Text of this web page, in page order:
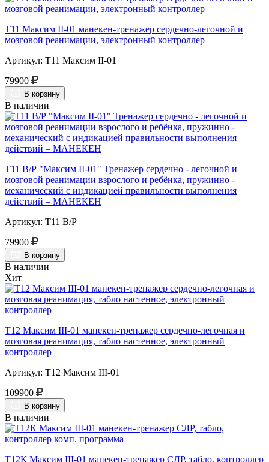
Т11 Максим II-01 манекен-тренажер сердечно-легочной и
мозговой реанимации, электронный контроллер
Артикул: Т11 Максим II-01
79900
В корзину
В наличии
Т11 В/Р "Максим II-01" Тренажер сердечно - легочной и
мозговой реанимации взрослого и ребёнка, пружинно -
механический с индикацией правильности выполнения
действий – МАНЕКЕН
Артикул: Т11 В/Р
79900
В корзину
В наличии
Хит
Т12 Максим III-01 манекен-тренажер сердечно-легочная и
мозговая реанимация, табло настенное, электронный
контроллер
Артикул: Т12 Максим III-01
109900
В корзину
В наличии
Т12К Максим III-01 манекен-тренажер СЛР, табло, контроллер